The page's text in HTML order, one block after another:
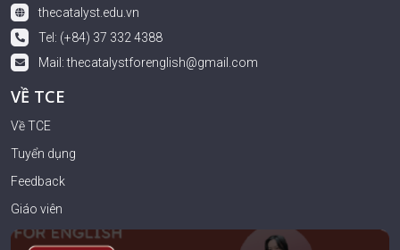
thecatalyst.edu.vn
Tel: (+84) 37 332 4388
Mail:thecatalystforenglish@gmail.com
VỀ TCE
Về TCE
Tuyển dụng
Feedback
Giáo viên